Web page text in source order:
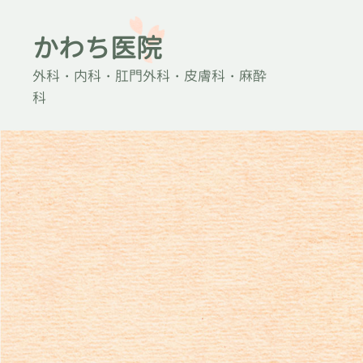
かわち医院
外科・内科・肛門外科・皮膚科・麻酔
科